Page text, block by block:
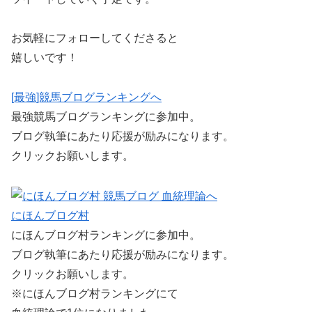
お気軽にフォローしてくださると
嬉しいです！
[最強]競馬ブログランキングへ
最強競馬ブログランキングに参加中。
ブログ執筆にあたり応援が励みになります。
クリックお願いします。
にほんブログ村
にほんブログ村ランキングに参加中。
ブログ執筆にあたり応援が励みになります。
クリックお願いします。
※にほんブログ村ランキングにて